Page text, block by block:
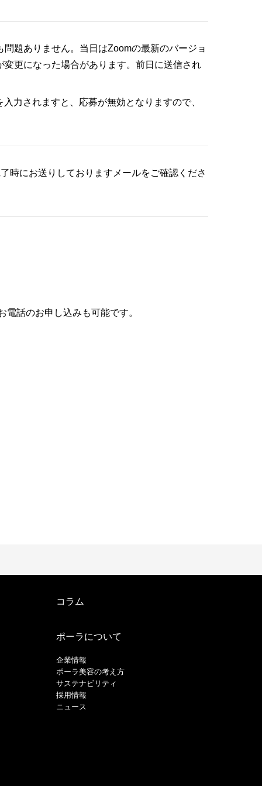
題ありません。当日はZoomの最新のバージョ
更になった場合があります。前日に送信され
力されますと、応募が無効となりますので、
時にお送りしておりますメールをご確認くださ
話のお申し込みも可能です。
コラム
ポーラについて
企業情報
ポーラ美容の考え方
サステナビリティ
採用情報
ニュース